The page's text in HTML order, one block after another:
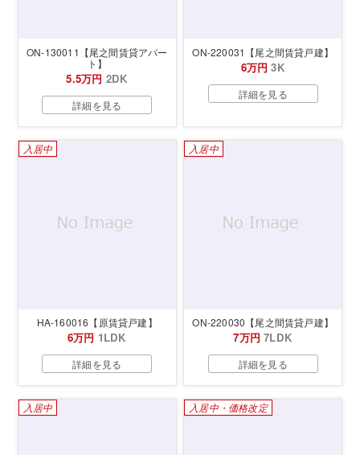
ON-130011【尾之間賃貸アパー
ト】
5.5万円 2DK
詳細を見る
ON-220031【尾之間賃貸戸建】
6万円3K
詳細を見る
HA-160016【原賃貸戸建】
入居中
6万円 1LDK
詳細を見る
ON-220030【尾之間賃貸戸建】
入居中
7万円7LDK
詳細を見る
入居中 入居中・価格改定